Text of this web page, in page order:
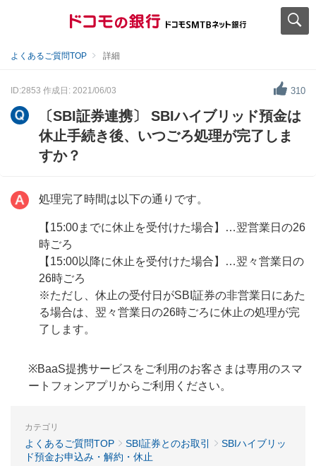
よくあるご質問TOP 詳細
ID:2853 作成日: 2021/06/03 310
〔SBI証券連携〕 SBIハイブリッド預金は
休止手続き後、いつごろ処理が完了しま
すか？
処理完了時間は以下の通りです。
【15:00までに休止を受付けた場合】…翌営業日の26
時ごろ
【15:00以降に休止を受付けた場合】…翌々営業日の
26時ごろ
※ただし、休止の受付日がSBI証券の非営業日にあた
る場合は、翌々営業日の26時ごろに休止の処理が完
了します。
※BaaS提携サービスをご利用のお客さまは専用のスマ
ートフォンアプリからご利用ください。
カテゴリ
よくあるご質問TOP SBI証券とのお取引
SBIハイブリッ
ド預金お申込み・解約・休止